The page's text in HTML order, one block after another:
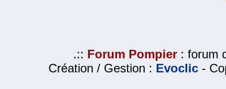
.:: Forum Pompier : forum
Création / Gestion : Evoclic -